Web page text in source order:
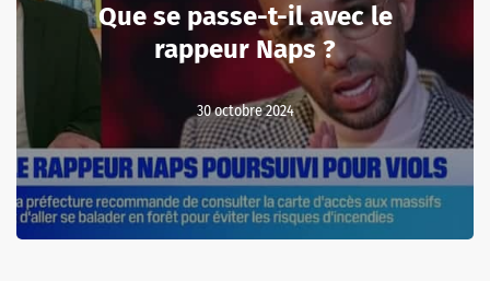
Que se passe-t-il avec le
rappeur Naps ?
30 octobre 2024